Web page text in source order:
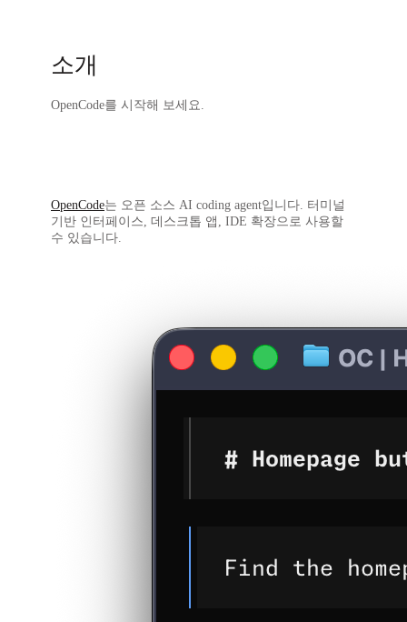
소개
OpenCode를 시작해 보세요.
OpenCode는 오픈 소스 AI coding agent입니다. 터미널
기반 인터페이스, 데스크톱 앱, IDE 확장으로 사용할
수 있습니다.